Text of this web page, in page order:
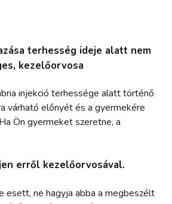
terhesség ideje alatt nem
kezelőorvosa
injekció terhessége alatt történő
várható előnyét és a gyermekére
Ön gyermeket szeretne, a
erről kezelőorvosával.
esett, ne hagyja abba a megbeszélt